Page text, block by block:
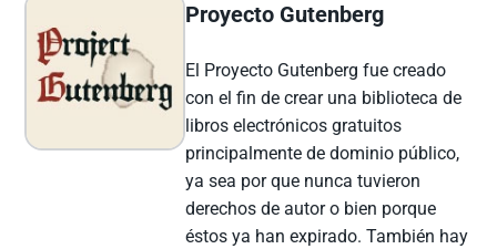
Proyecto Gutenberg
El Proyecto Gutenberg fue creado
con el fin de crear una biblioteca de
libros electrónicos gratuitos
principalmente de dominio público,
ya sea por que nunca tuvieron
derechos de autor o bien porque
éstos ya han expirado. También hay